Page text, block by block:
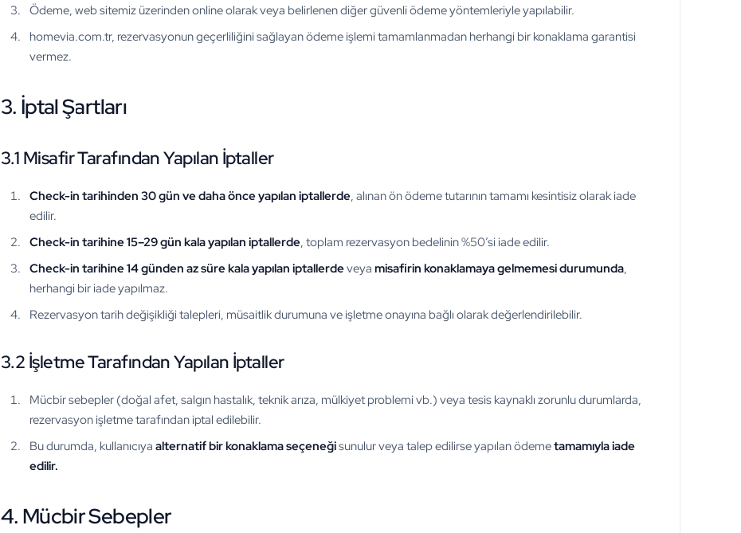
Ödeme, web sitemiz üzerinden online olarak veya belirlenen diğer güvenli ödeme yöntemleriyle yapılabilir.
homevia.com.tr, rezervasyonun geçerliliğini sağlayan ödeme işlemi tamamlanmadan herhangi bir konaklama garantisi
vermez.
3. İptal Şartları
3.1 Misafir Tarafından Yapılan İptaller
Check-in tarihinden 30 gün ve daha önce yapılan iptallerde, alınan ön ödeme tutarının tamamı kesintisiz olarak iade
edilir.
Check-in tarihine 15–29 gün kala yapılan iptallerde, toplam rezervasyon bedelinin %50’si iade edilir.
Check-in tarihine 14 günden az süre kala yapılan iptallerdeveya misafirin konaklamaya gelmemesi durumunda,
herhangi bir iade yapılmaz.
Rezervasyon tarih değişikliği talepleri, müsaitlik durumuna ve işletme onayına bağlı olarak değerlendirilebilir.
3.2 İşletme Tarafından Yapılan İptaller
Mücbir sebepler (doğal afet, salgın hastalık, teknik arıza, mülkiyet problemi vb.) veya tesis kaynaklı zorunlu durumlarda,
rezervasyon işletme tarafından iptal edilebilir.
Bu durumda, kullanıcıya alternatif bir konaklama seçeneğisunulur veya talep edilirse yapılan ödemetamamıyla iade
edilir.
4. Mücbir Sebepler